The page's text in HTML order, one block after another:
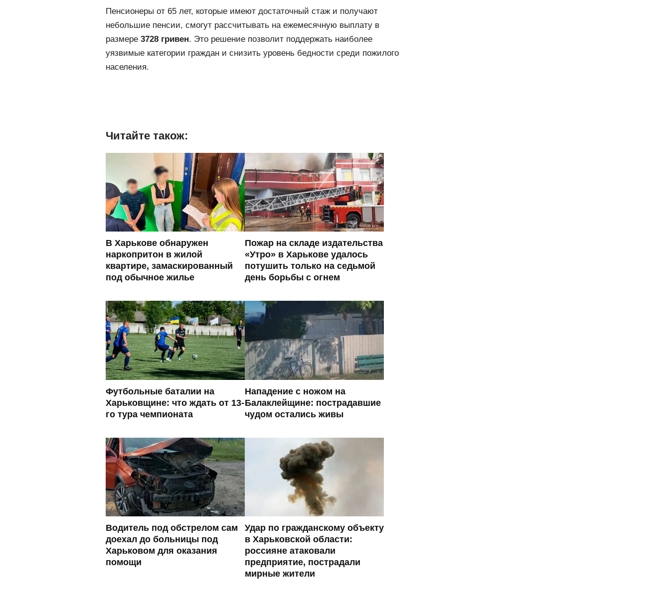
Пенсионеры от 65 лет, которые имеют достаточный стаж и получают
небольшие пенсии, смогут рассчитывать на ежемесячную выплату в
размере 3728 гривен. Это решение позволит поддержать наиболее
уязвимые категории граждан и снизить уровень бедности среди пожилого
населения.
Читайте також:
В Харькове обнаружен
наркопритон в жилой
квартире, замаскированный
под обычное жилье
Пожар на складе издательства
«Утро» в Харькове удалось
потушить только на седьмой
день борьбы с огнем
Футбольные баталии на
Харьковщине: что ждать от 13-
го тура чемпионата
Нападение с ножом на
Балаклейщине: пострадавшие
чудом остались живы
Водитель под обстрелом сам
доехал до больницы под
Харьковом для оказания
помощи
Удар по гражданскому объекту
в Харьковской области:
россияне атаковали
предприятие, пострадали
мирные жители